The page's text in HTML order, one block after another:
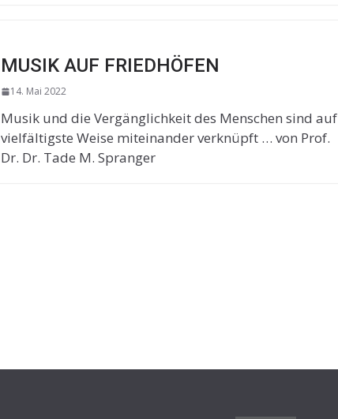
MUSIK AUF FRIEDHÖFEN
14. Mai 2022
Musik und die Vergänglichkeit des Menschen sind auf
vielfältigste Weise miteinander verknüpft … von Prof.
Dr. Dr. Tade M. Spranger